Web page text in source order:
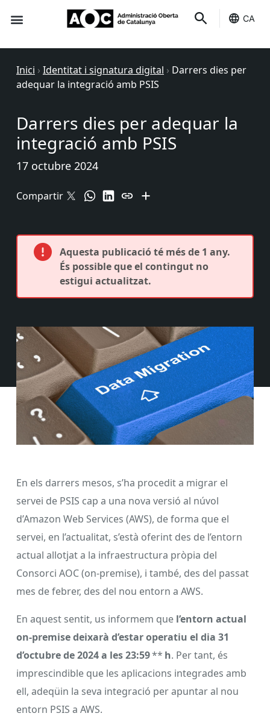
CA
Inici › Identitat i signatura digital › Darrers dies per
adequar la integració amb PSIS
Darrers dies per adequar la
integració amb PSIS
17 octubre 2024
Compartir
Aquesta publicació té més de 1 any.
És possible que el contingut no
estigui actualitzat.
En els darrers mesos, s’ha procedit a migrar el
servei de PSIS cap a una nova versió al núvol
d’Amazon Web Services (AWS), de forma que el
servei, en l’actualitat, s’està oferint des de l’entorn
actual allotjat a la infraestructura pròpia del
Consorci AOC (on-premise), i també, des del passat
mes de febrer, des del nou entorn a AWS.
En aquest sentit, us informem que l’entorn actual
on-premise deixarà d’estar operatiu el dia 31
d’octubre de 2024 a les 23:59** h. Per tant, és
imprescindible que les aplicacions integrades amb
ell, adeqüin la seva integració per apuntar al nou
entorn PSIS a AWS.